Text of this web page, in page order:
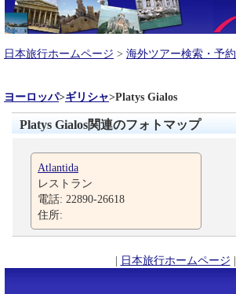
日本旅行ホームページ > 海外ツアー検索・予約
ヨーロッパ>ギリシャ>Platys Gialos
Platys Gialos関連のフォトマップ
Atlantida
レストラン
電話: 22890-26618
住所:
| 日本旅行ホームページ |